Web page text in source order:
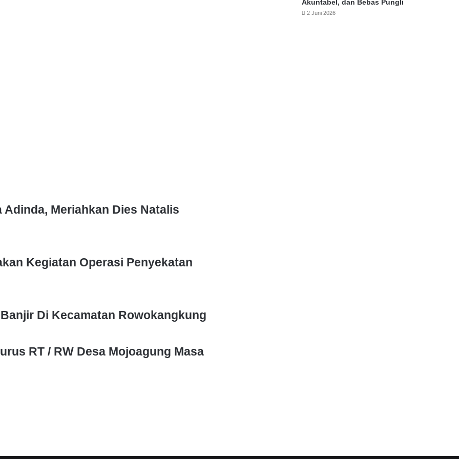
Meriahkan Dies Natalis
Kegiatan Operasi Penyekatan
Di Kecamatan Rowokangkung
RT / RW Desa Mojoagung Masa
Akuntabel, dan Bebas Pungli
2 Juni 2026